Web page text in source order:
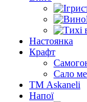
Настоянка
Крафт
Сало
ТМ Askaneli
Напої